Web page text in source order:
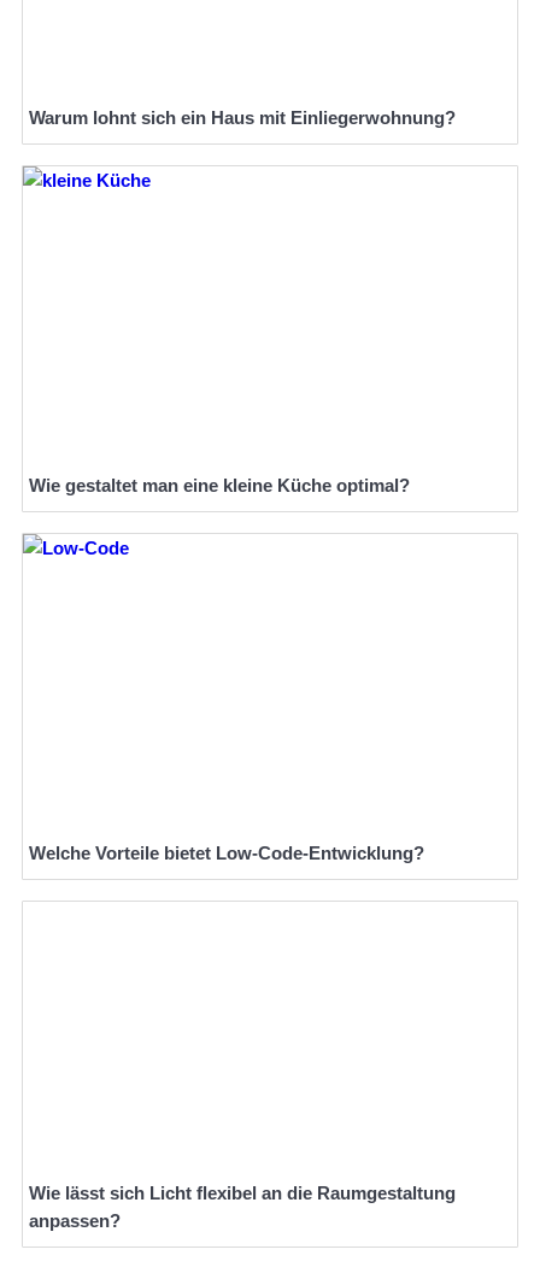
Warum lohnt sich ein Haus mit Einliegerwohnung?
Wie gestaltet man eine kleine Küche optimal?
Welche Vorteile bietet Low-Code-Entwicklung?
Wie lässt sich Licht flexibel an die Raumgestaltung
anpassen?